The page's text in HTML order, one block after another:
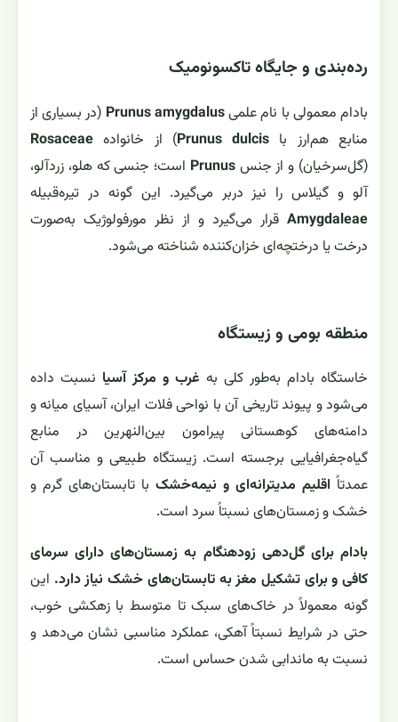
رده‌بندی و جایگاه تاکسونومیک
بادام معمولی با نام علمیPrunus amygdalus (در بسیاری از
منابع هم‌ارز با Prunus dulcis) از خانوادهRosaceae
(گل‌سرخیان) و از جنسPrunus است؛ جنسی که هلو، زردآلو،
آلو و گیلاس را نیز دربر می‌گیرد. این گونه در تیره‌قبیله
Amygdaleaeقرار می‌گیرد و از نظر مورفولوژیک به‌صورت
درخت یا درختچه‌ای خزان‌کننده شناخته می‌شود.
منطقه بومی و زیستگاه
خاستگاه بادام به‌طور کلی به غرب و مرکز آسیا نسبت داده
می‌شود و پیوند تاریخی آن با نواحی فلات ایران، آسیای میانه و
دامنه‌های کوهستانی پیرامون بین‌النهرین در منابع
گیاه‌جغرافیایی برجسته است. زیستگاه طبیعی و مناسب آن
عمدتاً اقلیم مدیترانه‌ای و نیمه‌خشکبا تابستان‌های گرم و
خشک و زمستان‌های نسبتاً سرد است.
بادام برای گل‌دهی زودهنگام به زمستان‌های دارای سرمای
کافی و برای تشکیل مغز به تابستان‌های خشک نیاز دارد. این
گونه معمولاً در خاک‌های سبک تا متوسط با زهکشی خوب،
حتی در شرایط نسبتاً آهکی، عملکرد مناسبی نشان می‌دهد و
نسبت به ماندابی شدن حساس است.